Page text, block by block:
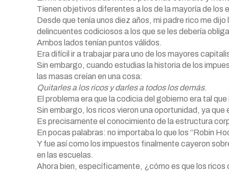
Tienen objetivos diferentes a los de la mayoría de
Desde que tenía unos diez años, mi padre rico me
delincuentes codiciosos a los que se les debería
Ambos lados tenían puntos válidos.
Era difícil ir a trabajar para uno de los mayores
Sin embargo, cuando estudias la historia de los
las masas creían en una cosa:
Quitarles a los ricos y darles a todos los demás.
El problema era que la codicia del gobierno era tal
Sin embargo, los ricos vieron una oportunidad, ya
Es precisamente el conocimiento de la estructura
En pocas palabras: no importaba lo que los “Robin
Y fue así como los impuestos finalmente cayeron
en las escuelas.
Ahora bien, específicamente, ¿cómo es que los ricos